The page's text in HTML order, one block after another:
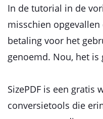
In de tutorial in de
misschien
betaling voor het
genoemd. Nou, het
SizePDF is een gratis
conversietools die